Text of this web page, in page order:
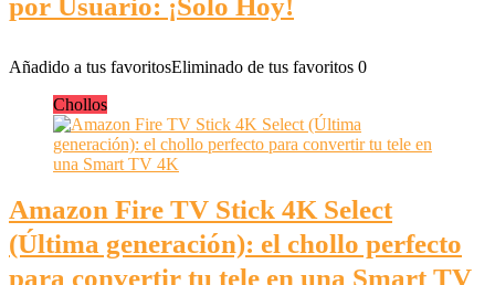
por Usuario: ¡Solo Hoy!
Añadido a tus favoritosEliminado de tus favoritos 0
Chollos
Amazon Fire TV Stick 4K Select
(Última generación): el chollo perfecto
para convertir tu tele en una Smart TV